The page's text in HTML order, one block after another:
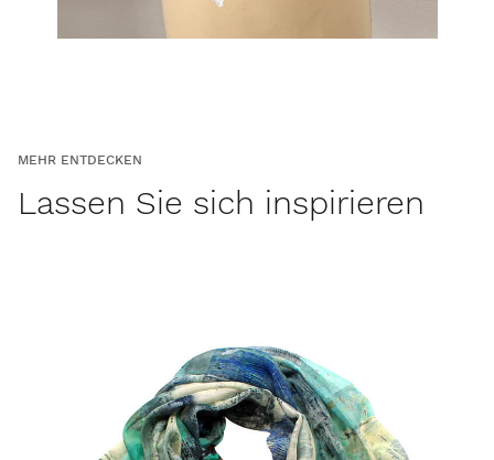
MEHR ENTDECKEN
Lassen Sie sich inspirieren